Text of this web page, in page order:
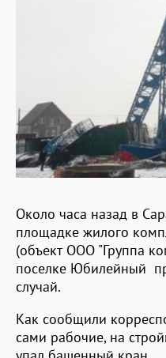
Около часа назад в
площадке жилого
(объект ООО "Группа
поселке Юбилейный
случай.
Как сообщили
сами рабочие, на